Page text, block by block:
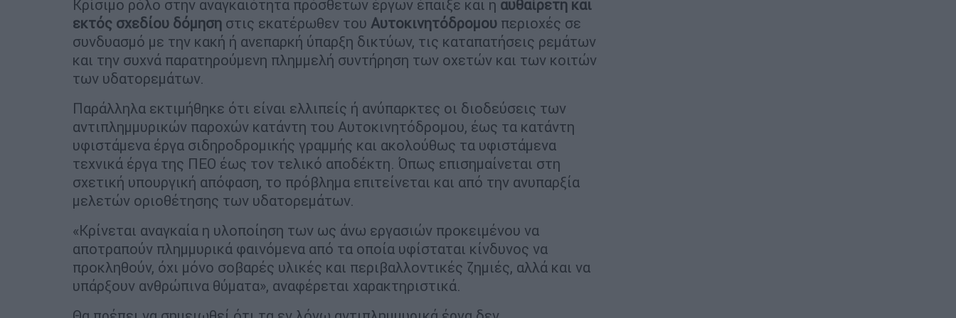
Κρίσιμο ρόλο στην αναγκαιότητα πρόσθετων έργων έπαιξε και η αυθαίρετη και
εκτός σχεδίου δόμηση στις εκατέρωθεν του Αυτοκινητόδρομου περιοχές σε
συνδυασμό με την κακή ή ανεπαρκή ύπαρξη δικτύων, τις καταπατήσεις ρεμάτων
και την συχνά παρατηρούμενη πλημμελή συντήρηση των οχετών και των κοιτών
των υδατορεμάτων.
Παράλληλα εκτιμήθηκε ότι είναι ελλιπείς ή ανύπαρκτες οι διοδεύσεις των
αντιπλημμυρικών παροχών κατάντη του Αυτοκινητόδρομου, έως τα κατάντη
υφιστάμενα έργα σιδηροδρομικής γραμμής και ακολούθως τα υφιστάμενα
τεχνικά έργα της ΠΕΟ έως τον τελικό αποδέκτη. Όπως επισημαίνεται στη
σχετική υπουργική απόφαση, το πρόβλημα επιτείνεται και από την ανυπαρξία
μελετών οριοθέτησης των υδατορεμάτων.
«Κρίνεται αναγκαία η υλοποίηση των ως άνω εργασιών προκειμένου να
αποτραπούν πλημμυρικά φαινόμενα από τα οποία υφίσταται κίνδυνος να
προκληθούν, όχι μόνο σοβαρές υλικές και περιβαλλοντικές ζημιές, αλλά και να
υπάρξουν ανθρώπινα θύματα», αναφέρεται χαρακτηριστικά.